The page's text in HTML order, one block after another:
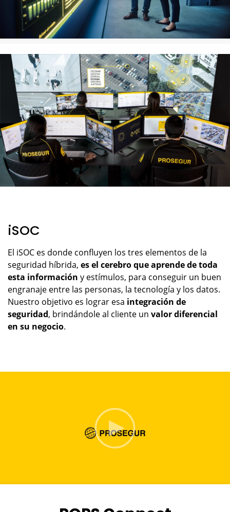
iSOC
El iSOC es donde confluyen los tres elementos de la
seguridad híbrida, es el cerebro que aprende de toda
esta información y estímulos, para conseguir un buen
engranaje entre las personas, la tecnología y los datos.
Nuestro objetivo es lograr esa integración de
seguridad, brindándole al cliente un valor diferencial
en su negocio.